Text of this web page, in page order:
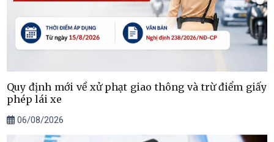
Quy định mới về xử phạt giao thông và trừ điểm giấy
phép lái xe
06/08/2026